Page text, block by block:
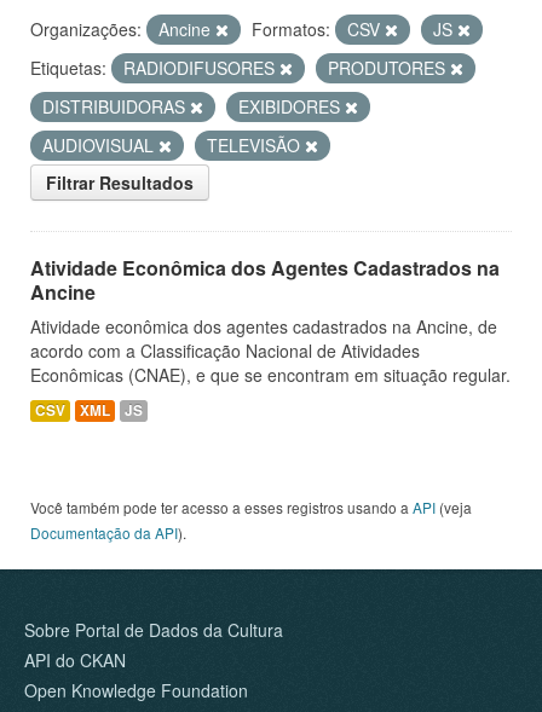
Organizações: Ancine Formatos: CSV
JS
Etiquetas:
RADIODIFUSORES
PRODUTORES
DISTRIBUIDORAS
EXIBIDORES
AUDIOVISUAL
TELEVISÃO
Filtrar Resultados
Atividade Econômica dos Agentes Cadastrados na
Ancine
Atividade econômica dos agentes cadastrados na Ancine, de
acordo com a Classificação Nacional de Atividades
Econômicas (CNAE), e que se encontram em situação regular.
CSV XML JS
Você também pode ter acesso a esses registros usando a API (veja
Documentação da API).
Sobre Portal de Dados da Cultura
API do CKAN
Open Knowledge Foundation